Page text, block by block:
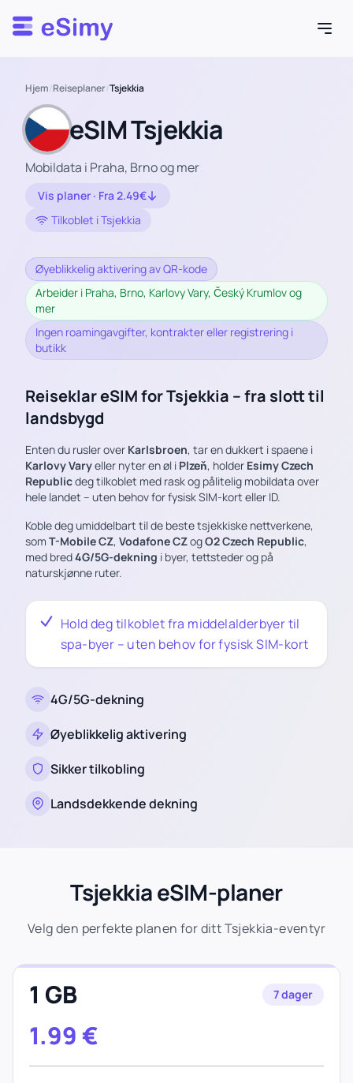
Esimy
Hjem/Reiseplaner/Tsjekkia
eSIM Tsjekkia
Mobildata i Praha, Brno og mer
Vis planer · Fra 2.49€
Tilkoblet i Tsjekkia
Øyeblikkelig aktivering av QR-kode
Arbeider i Praha, Brno, Karlovy Vary, Český Krumlov og
mer
Ingen roamingavgifter, kontrakter eller registrering i
butikk
Reiseklar eSIM for Tsjekkia – fra slott til
landsbygd
Enten du rusler over Karlsbroen, tar en dukkert i spaene i
Karlovy Varyeller nyter en øl i Plzeň, holder Esimy Czech
Republicdeg tilkoblet med rask og pålitelig mobildata over
hele landet – uten behov for fysisk SIM-kort eller ID.
Koble deg umiddelbart til de beste tsjekkiske nettverkene,
som T-Mobile CZ, Vodafone CZogO2 Czech Republic,
med bred4G/5G-dekning i byer, tettsteder og på
naturskjønne ruter.
Hold deg tilkoblet fra middelalderbyer til
spa-byer – uten behov for fysisk SIM-kort
4G/5G-dekning
Øyeblikkelig aktivering
Sikker tilkobling
Landsdekkende dekning
Tsjekkia eSIM-planer
Velg den perfekte planen for ditt Tsjekkia-eventyr
1 GB 7 dager
1.99 €